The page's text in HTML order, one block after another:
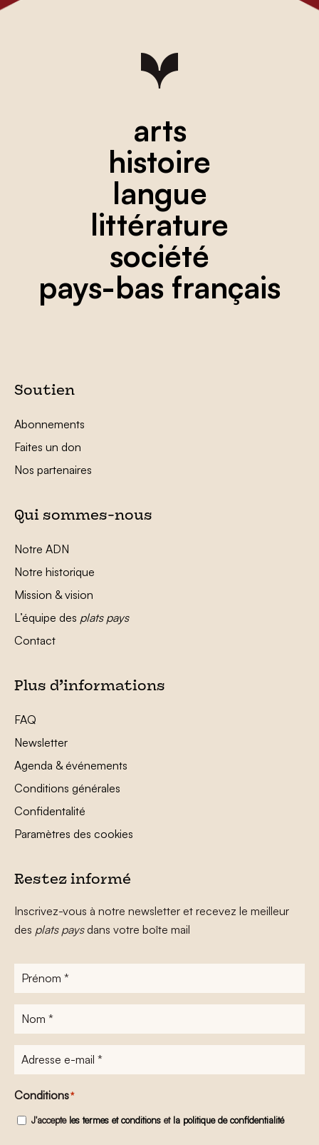
arts
histoire
langue
littérature
société
pays-bas français
Soutien
Abonnements
Faites un don
Nos partenaires
Qui sommes-nous
Notre ADN
Notre historique
Mission & vision
L’équipe des plats pays
Contact
Plus d’informations
FAQ
Newsletter
Agenda & événements
Conditions générales
Confidentalité
Paramètres des cookies
Restez informé
Inscrivez-vous à notre newsletter et recevez le meilleur
des plats paysdans votre boîte mail
Prénom
Nom
Adresse
e-
mail*
Conditions*
J'accepte les termes et conditions et la politique de confidentialité